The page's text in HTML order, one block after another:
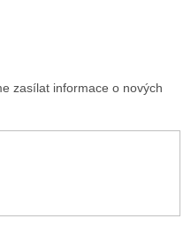
zasílat informace o nových